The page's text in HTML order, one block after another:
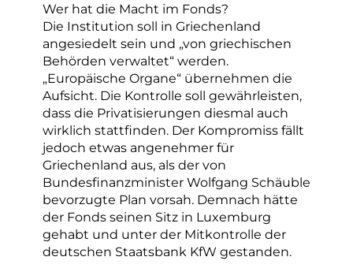
Wer hat die Macht im Fonds?
Die Institution soll in Griechenland
angesiedelt sein und „von griechischen
Behörden verwaltet“ werden.
„Europäische Organe“ übernehmen die
Aufsicht. Die Kontrolle soll gewährleisten,
dass die Privatisierungen diesmal auch
wirklich stattfinden. Der Kompromiss fällt
jedoch etwas angenehmer für
Griechenland aus, als der von
Bundesfinanzminister Wolfgang Schäuble
bevorzugte Plan vorsah. Demnach hätte
der Fonds seinen Sitz in Luxemburg
gehabt und unter der Mitkontrolle der
deutschen Staatsbank KfW gestanden.